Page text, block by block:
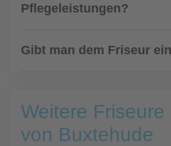
Pflegeleistungen?
Gibt man dem Friseur
Weitere
von Buxtehude